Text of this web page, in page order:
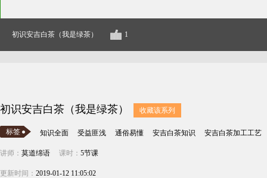
初识安吉白茶（我是绿茶） 1
初识安吉白茶（我是绿茶） 收藏该系列
标签 知识全面 受益匪浅 通俗易懂 安吉白茶知识 安吉白茶加工工艺
讲师： 莫道绵语 课时： 5节课
更新时间： 2019-01-12 11:05:02